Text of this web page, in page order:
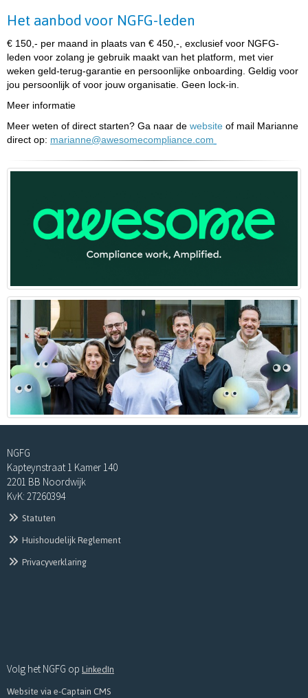
Het aanbod voor NGFG-leden
€ 150,- per maand in plaats van € 450,-, exclusief voor NGFG-
leden voor zolang je gebruik maakt van het platform, met vier
weken geld-terug-garantie en persoonlijke onboarding. Geldig voor
jou persoonlijk of voor jouw organisatie. Geen lock-in.
Meer informatie
Meer weten of direct starten? Ga naar de website of mail Marianne
direct op: ennairam@awesomecompliance.com
NGFG
Kapteynstraat 1 Kamer 140
2201 BB Noordwijk
KvK: 27260394
Statuten
Huishoudelijk Reglement
Privacyverklaring
Volg het NGFG op LinkedIn
Website via e-Captain CMS